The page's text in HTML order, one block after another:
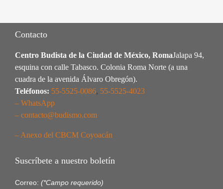
Contacto
Centro Budista de la Ciudad de México, RomaJalapa 94,
esquina con calle Tabasco. Colonia Roma Norte (a una
cuadra de la avenida Álvaro Obregón).
Teléfonos: 55-5525-0086, 55-5525-4023
– WhatsApp
– contacto@budismo.com
– Anexo del CBCM Coyoacán
Suscríbete a nuestro boletín
Correo: (*Campo requerido)